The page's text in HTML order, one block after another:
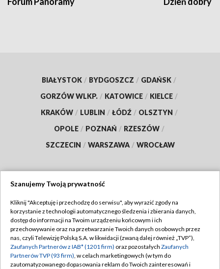
BIAŁYSTOK / BYDGOSZCZ / GDAŃSK /
GORZÓW WLKP. / KATOWICE / KIELCE /
KRAKÓW / LUBLIN / ŁÓDŹ / OLSZTYN /
OPOLE / POZNAŃ / RZESZÓW /
SZCZECIN / WARSZAWA / WROCŁAW
TVP
Abonament TVP
Emisja w TVP
Centrum informacji TVP
Regulamin TVP
Polityka prywatności
Moje zgody
Szanujemy Twoją prywatność
Kliknij "Akceptuję i przechodzę do serwisu", aby wyrazić zgody na
korzystanie z technologii automatycznego śledzenia i zbierania danych,
dostęp do informacji na Twoim urządzeniu końcowym i ich
przechowywanie oraz na przetwarzanie Twoich danych osobowych przez
nas, czyli Telewizję Polską S.A. w likwidacji (zwaną dalej również „TVP”),
Zaufanych Partnerów z IAB* (1201 firm) oraz pozostałych Zaufanych
Partnerów TVP (93 firm), w celach marketingowych (w tym do
zautomatyzowanego dopasowania reklam do Twoich zainteresowań i